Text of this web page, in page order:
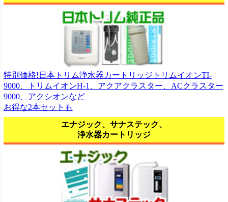
特別価格!日本トリム浄水器カートリッジトリムイオンTI-
9000、トリムイオンH-1、アクアクラスター、ACクラスター
9000、アクシオンなど
お得な2本セットも
エナジック、サナステック、
浄水器カートリッジ